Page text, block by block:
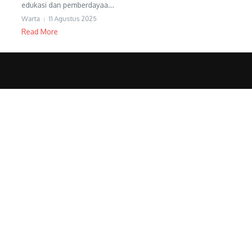
edukasi dan pemberdayaa...
Warta 11 Agustus 2025
Read More